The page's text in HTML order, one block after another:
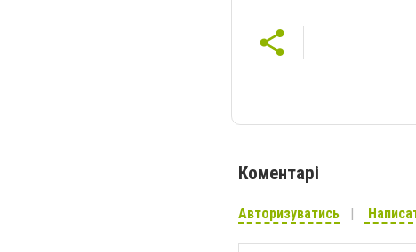
Коментарі
Авторизуватись